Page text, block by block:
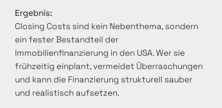
Ergebnis:
Closing Costs sind kein Nebenthema, sondern
ein fester Bestandteil der
Immobilienfinanzierung in den USA. Wer sie
frühzeitig einplant, vermeidet Überraschungen
und kann die Finanzierung strukturell sauber
und realistisch aufsetzen.